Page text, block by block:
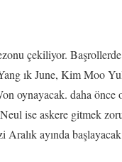
çekiliyor.
ık June, Kim Moo
oynayacak. daha önce
ise askere gitmek
Aralık ayında